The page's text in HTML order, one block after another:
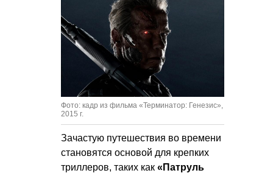
Фото: кадр из фильма «Терминатор: Генезис»,
2015 г.
Зачастую путешествия во времени
становятся основой для крепких
триллеров, таких как «Патруль